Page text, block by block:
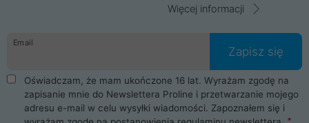
komunikacja ze sklepem komputerowym ProLine jest
danych osobowych. Dlatego zakup notebooka albo laptopa w
ProLine to czysta przyjemność i pełne bezpieczeństwo.
Zaopatrzysz się u nas w akcesoria i części komputerowe
takie jak procesory, karty graficzne, płyty główne, pamięci,
dyski SSD, M.2 oraz HDD. Nasi pracownicy pomogą Ci wybrać
najlepszy zasilacz komputerowy oraz obudowę do komputera.
Poza komputerami mamy również najlepsze na rynku
Więcej informacji
Email
Zapisz się
Oświadczam, że mam ukończone 16 lat. Wyrażam zgodę na
zapisanie mnie do Newslettera Proline i przetwarzanie mojego
adresu e-mail w celu wysyłki wiadomości. Zapoznałem się i